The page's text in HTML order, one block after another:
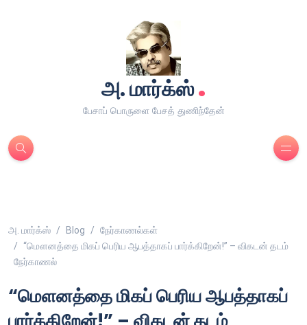
அ. மார்க்ஸ்.
பேசாப் பொருளை பேசத் துணிந்தேன்
அ. மார்க்ஸ் Blog
நேர்காணல்கள்
“மௌனத்தை மிகப் பெரிய ஆபத்தாகப் பார்க்கிறேன்!” – விகடன் தடம்
நேர்காணல்
“மௌனத்தை மிகப் பெரிய ஆபத்தாகப்